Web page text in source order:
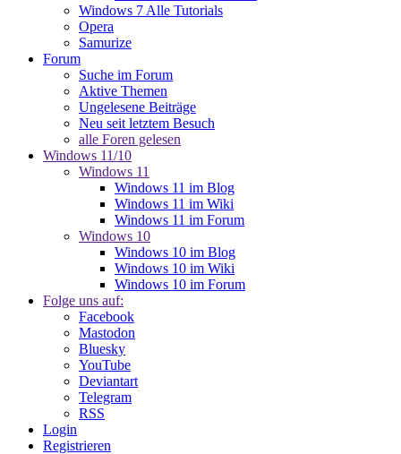
Windows 7 Alle Tutorials
Opera
Samurize
Forum
Suche im Forum
Aktive Themen
Ungelesene Beiträge
Neu seit letztem Besuch
alle Foren gelesen
Windows 11/10
Windows 11
Windows 11 im Blog
Windows 11 im Wiki
Windows 11 im Forum
Windows 10
Windows 10 im Blog
Windows 10 im Wiki
Windows 10 im Forum
Folge uns auf:
Facebook
Mastodon
Bluesky
YouTube
Deviantart
Telegram
RSS
Login
Registrieren